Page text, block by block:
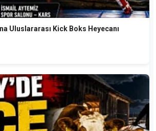
Uluslararası Kick Boks Heyecanı